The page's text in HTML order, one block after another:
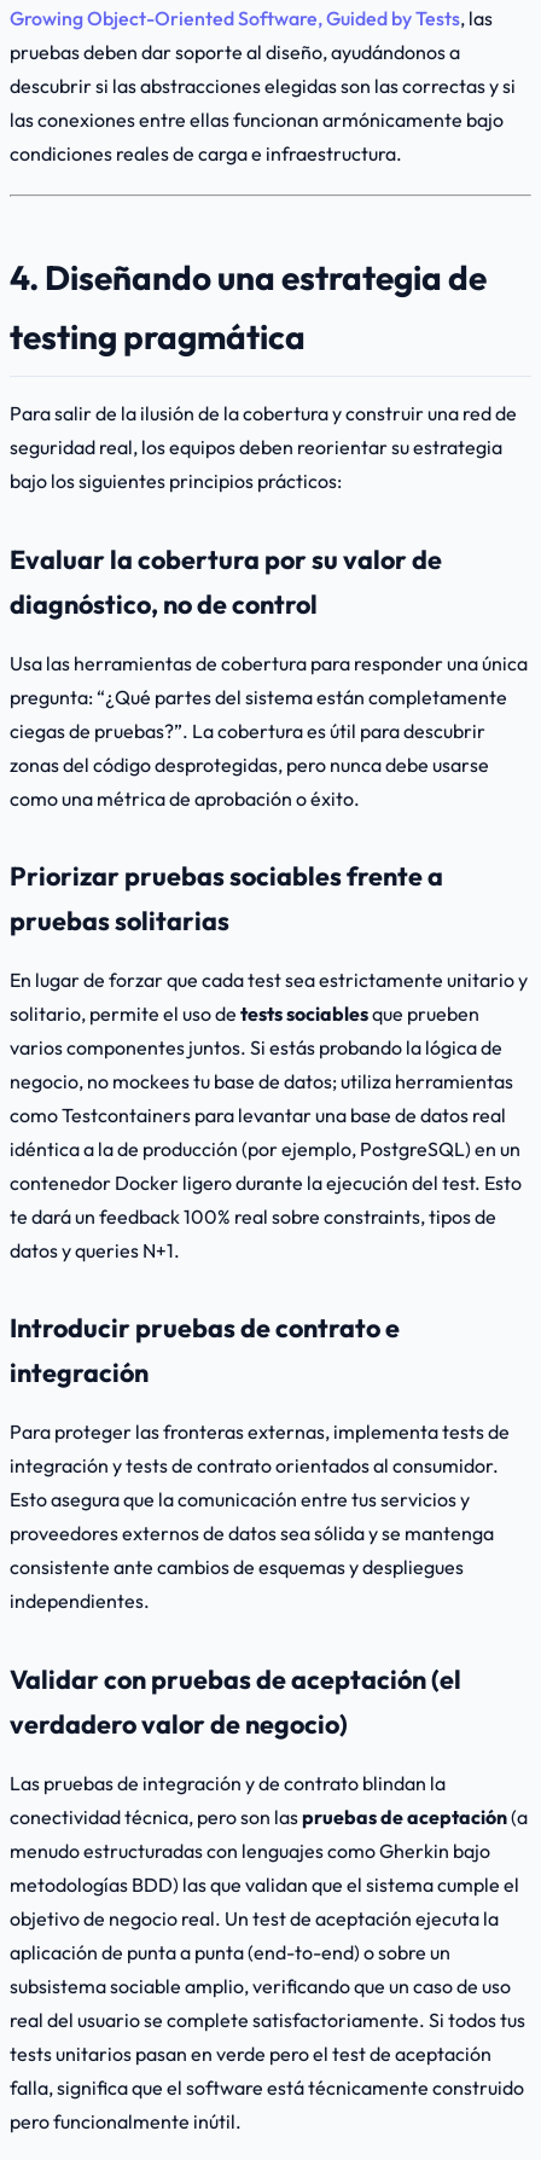
Growing Object-Oriented Software, Guided by Tests, las
pruebas deben dar soporte al diseño, ayudándonos a
descubrir si las abstracciones elegidas son las correctas y si
las conexiones entre ellas funcionan armónicamente bajo
condiciones reales de carga e infraestructura.
4. Diseñando una estrategia de
testing pragmática
Para salir de la ilusión de la cobertura y construir una red de
seguridad real, los equipos deben reorientar su estrategia
bajo los siguientes principios prácticos:
Evaluar la cobertura por su valor de
diagnóstico, no de control
Usa las herramientas de cobertura para responder una única
pregunta:“¿Qué partes del sistema están completamente
ciegas de pruebas?”. La cobertura es útil para descubrir
zonas del código desprotegidas, pero nunca debe usarse
como una métrica de aprobación o éxito.
Priorizar pruebas sociables frente a
pruebas solitarias
En lugar de forzar que cada test sea estrictamente unitario y
solitario, permite el uso de tests sociablesque prueben
varios componentes juntos. Si estás probando la lógica de
negocio, no mockees tu base de datos; utiliza herramientas
comoTestcontainers para levantar una base de datos real
idéntica a la de producción (por ejemplo, PostgreSQL) en un
contenedor Docker ligero durante la ejecución del test. Esto
te dará un feedback 100% real sobre constraints, tipos de
datos y queries N+1.
Introducir pruebas de contrato e
integración
Para proteger las fronteras externas, implementa tests de
integración y tests de contrato orientados al consumidor.
Esto asegura que la comunicación entre tus servicios y
proveedores externos de datos sea sólida y se mantenga
consistente ante cambios de esquemas y despliegues
independientes.
Validar con pruebas de aceptación (el
verdadero valor de negocio)
Las pruebas de integración y de contrato blindan la
conectividad técnica, pero son laspruebas de aceptación(a
menudo estructuradas con lenguajes como Gherkin bajo
metodologías BDD) las que validan que el sistema cumple el
objetivo de negocio real. Un test de aceptación ejecuta la
aplicación de punta a punta (end-to-end) o sobre un
subsistema sociable amplio, verificando que un caso de uso
real del usuario se complete satisfactoriamente. Si todos tus
tests unitarios pasan en verde pero el test de aceptación
falla, significa que el software está técnicamente construido
pero funcionalmente inútil.